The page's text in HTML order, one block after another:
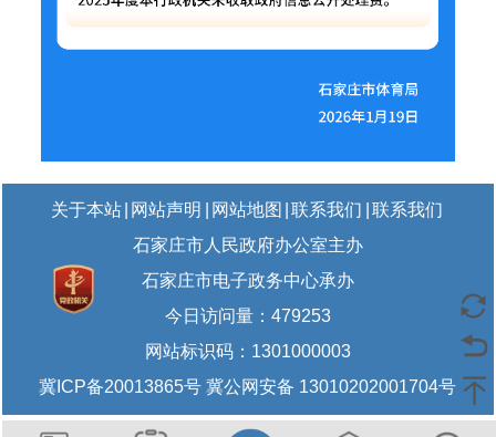
关于本站 网站声明 网站地图 联系我们 联系我们
石家庄市人民政府办公室主办
石家庄市电子政务中心承办
今日访问量： 479253
网站标识码：1301000003
冀ICP备20013865号 冀公网安备 13010202001704号